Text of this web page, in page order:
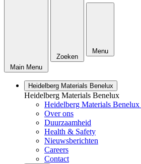
Main Menu
Zoeken
Menu
Heidelberg Materials Benelux
Heidelberg Materials Benelux
Heidelberg Materials
Over ons
Duurzaamheid
Health & Safety
Nieuwsberichten
Careers
Contact